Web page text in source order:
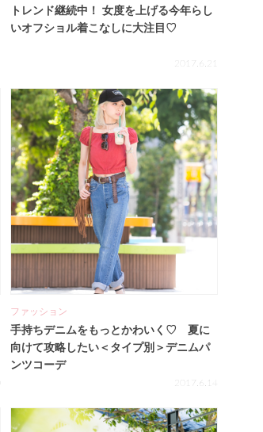
トレンド継続中！ 女度を上げる今年らし
いオフショル着こなしに大注目♡
2017.6.21
ファッション
手持ちデニムをもっとかわいく♡ 夏に
向けて攻略したい＜タイプ別＞デニムパ
ンツコーデ
2017.6.14